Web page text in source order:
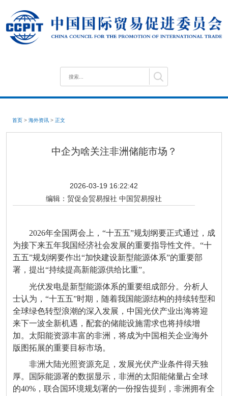
首页 > 海外资讯 > 正文
中企为啥关注非洲储能市场？
2026-03-19 16:22:42
编辑： 贸促会贸易报社 中国贸易报社
2026年全国两会上，“十五五”规划纲要正式通过，成
为接下来五年我国经济社会发展的重要指导性文件。“十
五五”规划纲要作出“加快建设新型能源体系”的重要部
署，提出“持续提高新能源供给比重”。
光伏发电是新型能源体系的重要组成部分。分析人
士认为，“十五五”时期，随着我国能源结构的持续转型和
全球绿色转型浪潮的深入发展，中国光伏产业出海将迎
来下一波全新机遇，配套的储能设施需求也将持续增
加。太阳能资源丰富的非洲，将成为中国相关企业海外
版图拓展的重要目标市场。
非洲大陆光照资源充足，发展光伏产业条件得天独
厚。国际能源署的数据显示，非洲的太阳能储量占全球
的40%，联合国环境规划署的一份报告提到，非洲拥有全